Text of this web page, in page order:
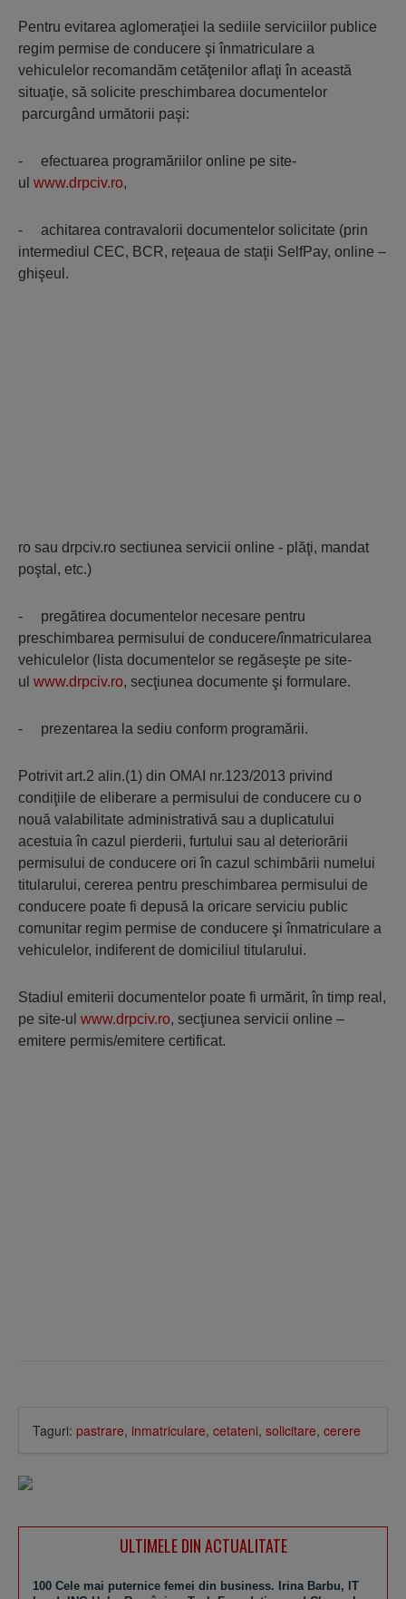
Pentru evitarea aglomeraţiei la sediile serviciilor publice
regim permise de conducere şi înmatriculare a
vehiculelor recomandăm cetăţenilor aflaţi în această
situaţie, să solicite preschimbarea documentelor
parcurgând următorii paşi:
- efectuarea programăriilor online pe site-
ul www.drpciv.ro,
- achitarea contravalorii documentelor solicitate (prin
intermediul CEC, BCR, reţeaua de staţii SelfPay, online –
ghişeul.
ro sau drpciv.ro sectiunea servicii online - plăţi, mandat
poştal, etc.)
- pregătirea documentelor necesare pentru
preschimbarea permisului de conducere/înmatricularea
vehiculelor (lista documentelor se regăseşte pe site-
ul www.drpciv.ro, secţiunea documente şi formulare.
- prezentarea la sediu conform programării.
Potrivit art.2 alin.(1) din OMAI nr.123/2013 privind
condiţiile de eliberare a permisului de conducere cu o
nouă valabilitate administrativă sau a duplicatului
acestuia în cazul pierderii, furtului sau al deteriorării
permisului de conducere ori în cazul schimbării numelui
titularului, cererea pentru preschimbarea permisului de
conducere poate fi depusă la oricare serviciu public
comunitar regim permise de conducere şi înmatriculare a
vehiculelor, indiferent de domiciliul titularului.
Stadiul emiterii documentelor poate fi urmărit, în timp real,
pe site-ul www.drpciv.ro, secţiunea servicii online –
emitere permis/emitere certificat.
Taguri: pastrare, inmatriculare, cetateni, solicitare, cerere
ULTIMELE DIN ACTUALITATE
100 Cele mai puternice femei din business. Irina Barbu, IT